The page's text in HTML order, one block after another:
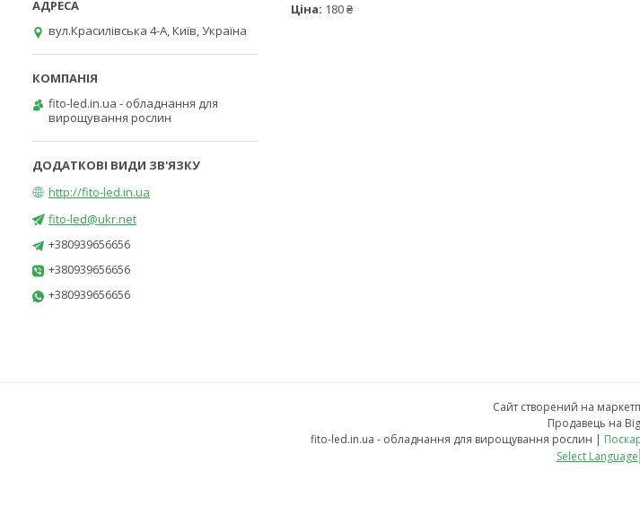
Ціна: 180 ₴
вул.Красилівська 4-А, Київ, Україна
fito-led.in.ua - обладнання для
вирощування рослин
http://fito-led.in.ua
fito-led@ukr.net
+380939656656
+380939656656
+380939656656
Сайт створений на
Продавець на
fito-led.in.ua - обладнання для вирощування рослин |
Select Language